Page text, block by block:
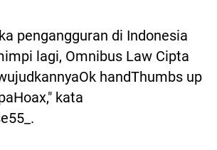
pengangguran di Indonesia
lagi, Omnibus Law Cipta
handThumbs up
kata